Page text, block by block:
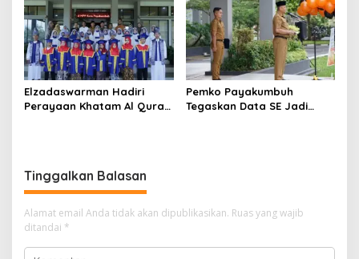
Elzadaswarman Hadiri
Perayaan Khatam Al Quran
Pemko Payakumbuh
Tegaskan Data SE Jadi
Tinggalkan Balasan
Alamat email Anda tidak akan dipublikasikan. Ruas yang wajib
ditandai *